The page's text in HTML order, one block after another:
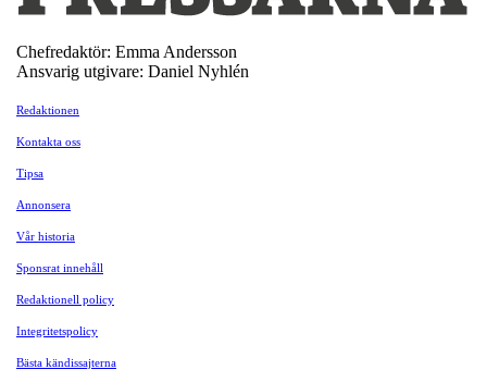
Chefredaktör: Emma Andersson
Ansvarig utgivare: Daniel Nyhlén
Redaktionen
Kontakta oss
Tipsa
Annonsera
Vår historia
Sponsrat innehåll
Redaktionell policy
Integritetspolicy
Bästa kändissajterna